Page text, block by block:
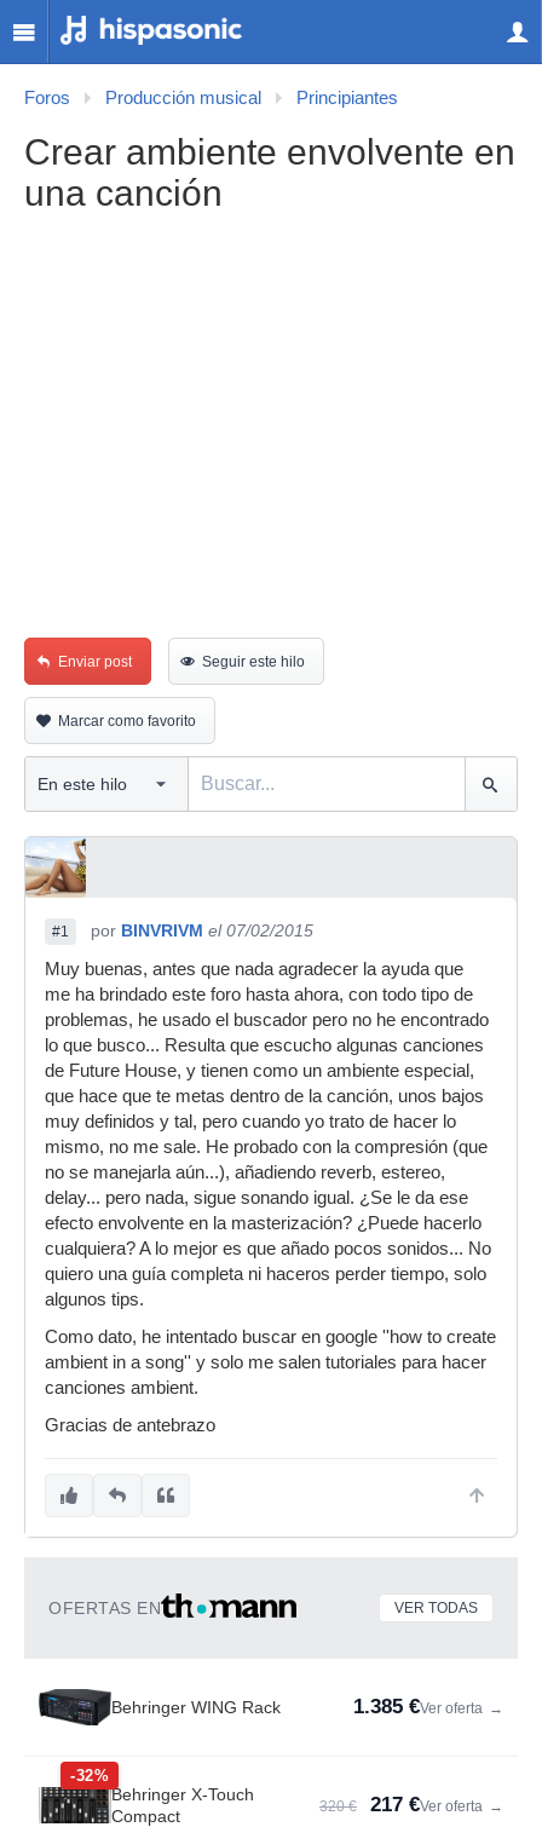
Foros Producción musical Principiantes
Crear ambiente envolvente en
una canción
Enviar post Seguir este hilo
Marcar como favorito
#1 por BINVRIVM el 07/02/2015
Muy buenas, antes que nada agradecer la ayuda que
me ha brindado este foro hasta ahora, con todo tipo de
problemas, he usado el buscador pero no he encontrado
lo que busco... Resulta que escucho algunas canciones
de Future House, y tienen como un ambiente especial,
que hace que te metas dentro de la canción, unos bajos
muy definidos y tal, pero cuando yo trato de hacer lo
mismo, no me sale. He probado con la compresión (que
no se manejarla aún...), añadiendo reverb, estereo,
delay... pero nada, sigue sonando igual. ¿Se le da ese
efecto envolvente en la masterización? ¿Puede hacerlo
cualquiera? A lo mejor es que añado pocos sonidos... No
quiero una guía completa ni haceros perder tiempo, solo
algunos tips.
Como dato, he intentado buscar en google ''how to create
ambient in a song'' y solo me salen tutoriales para hacer
canciones ambient.
Gracias de antebrazo
OFERTAS EN VER TODAS
Behringer WING Rack 1.385 €Ver oferta →
-32%
Behringer X-Touch
Compact
320 € 217 €Ver oferta →